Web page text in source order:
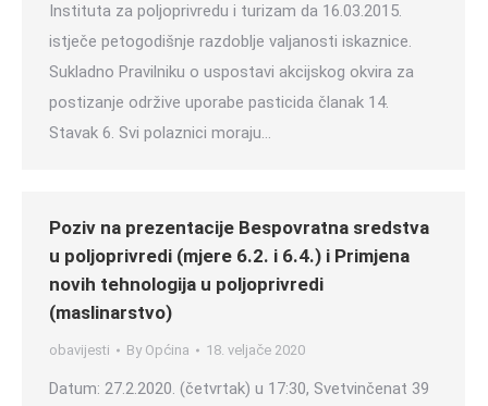
Instituta za poljoprivredu i turizam da 16.03.2015.
istječe petogodišnje razdoblje valjanosti iskaznice.
Sukladno Pravilniku o uspostavi akcijskog okvira za
postizanje održive uporabe pasticida članak 14.
Stavak 6. Svi polaznici moraju…
Poziv na prezentacije Bespovratna sredstva
u poljoprivredi (mjere 6.2. i 6.4.) i Primjena
novih tehnologija u poljoprivredi
(maslinarstvo)
obavijesti By Općina 18. veljače 2020
Datum: 27.2.2020. (četvrtak) u 17:30, Svetvinčenat 39